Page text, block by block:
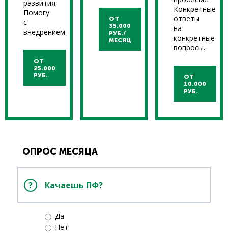
развития.
Помогу
с
внедрением.
ОТ
25.000
РУБ.
ОТ
35.000
РУБ./
МЕСЯЦ
Конкретные
ответы
на
конкретные
вопросы.
ОТ
10.000
РУБ.
ОПРОС МЕСЯЦА
Качаешь ПФ?
Да
Нет